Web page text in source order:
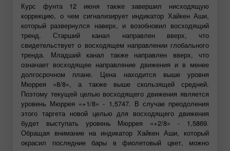
Курс фунта 12 июня также завершил нисходящую
коррекцию, о чем сигнализирует индикатор Хайкен Аши,
который развернулся наверх, и возобновил восходящий
тренд. Старший канал направлен вверх, что
свидетельствует о восходящем направлении глобального
тренда. Младший канал также направлен вверх, что
означает восходящее направление движения и в менее
долгосрочном плане. Цена находится выше уровня
Мюррея «8/8», а также выше скользящей средней.
Поэтому текущей целью восходящего движения является
уровень Мюррея «+1/8» - 1,5747. В случае преодоления
этого таргета новой целью для восходящего движения
будет выступать уровень Мюррея «+2/8» - 1,5869.
Обращая внимание на индикатор Хайкен Аши, который
окрасил последние бары в фиолетовый цвет, можно